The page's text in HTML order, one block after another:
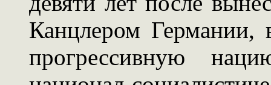
Канцлером Германии,
прогрессивную